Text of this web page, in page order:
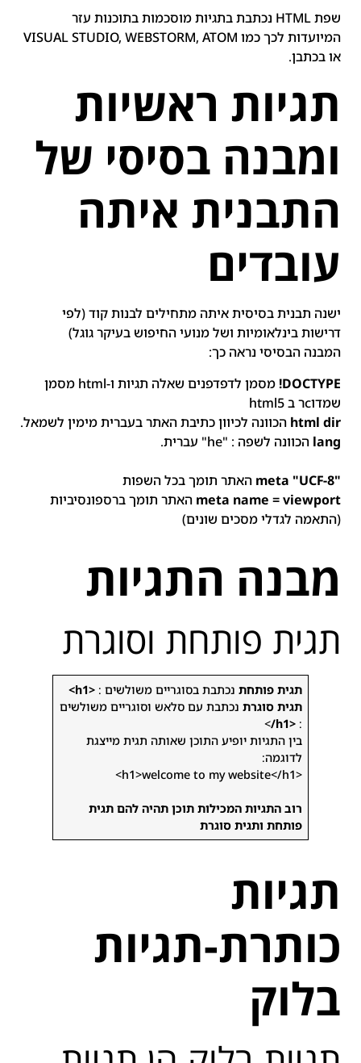
שפת HTML נכתבת בתגיות מוסכמות בתוכנות עזר
המיועדות לכך כמו VISUAL STUDIO, WEBSTORM, ATOM
או בכתבן.
תגיות ראשיות
ומבנה בסיסי של
התבנית איתה
עובדים
ישנה תבנית בסיסית איתה מתחילים לבנות קוד (לפי
דרישות בינלאומיות ושל מנועי החיפוש בעיקר גוגל)
המבנה הבסיסי נראה כך:
DOCTYPE!
מסמן לדפדפנים שאלה תגיות ו-html מסמן
שמדוcר ב html5
html dir הכוונה לכיוון כתיבת האתר בעברית מימין לשמאל.
lang הכוונה לשפה : "he" עברית.
"meta "UCF-8
האתר תומך בכל השפות
meta name = viewport האתר תומך ברספונסיביות
(התאמה לגדלי מסכים שונים)
מבנה התגיות
תגית פותחת וסוגרת
תגית פותחת נכתבת בסוגריים משולשים :<h1>
תגית סוגרת נכתבת עם סלאש וסוגריים משולשים
:
<h1/
>
בין התגיות יופיע התוכן שאותה תגית מייצגת
לדוגמה:
<h1>welcome to my website</h1>
רוב התגיות המכילות תוכן תהיה להם תגית
פותחת ותגית סוגרת
תגיות
כותרת-תגיות
בלוק